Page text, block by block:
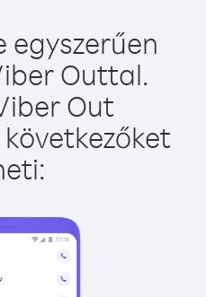
egyszerűen
Outtal.
Out